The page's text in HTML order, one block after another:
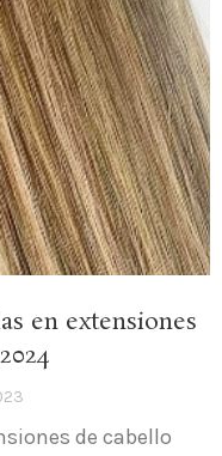
en extensiones
de cabello